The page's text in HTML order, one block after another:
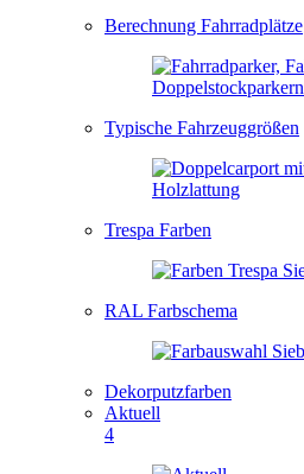
Berechnung Fahrradplätze
Typische Fahrzeuggrößen
Trespa Farben
RAL Farbschema
Dekorputzfarben
Aktuell
4